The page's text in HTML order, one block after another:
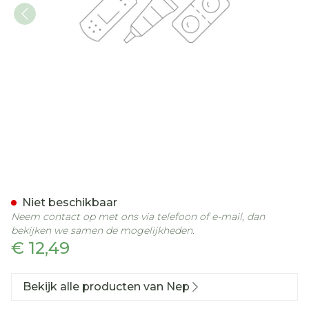
€ 12,49
Niet beschikbaar
Neem contact op met ons via telefoon of e-mail, dan
bekijken we samen de mogelijkheden.
Bekijk alle producten van Nep